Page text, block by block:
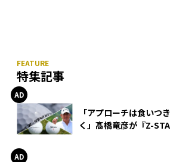
特集記事
「アプローチは食いつ
く」髙橋竜彦が『Z-